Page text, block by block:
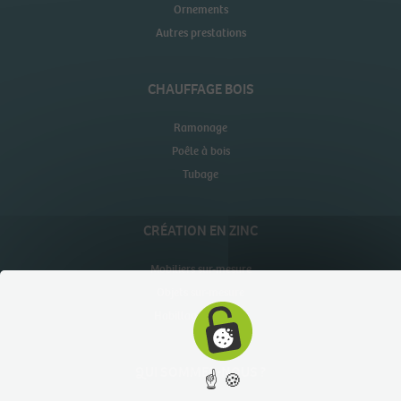
Ornements
Autres prestations
CHAUFFAGE BOIS
Ramonage
Poêle à bois
Tubage
CRÉATION EN ZINC
Mobiliers sur-mesure
Habillages muraux
QUI SOMMES-NOUS ?
☝ 🍪